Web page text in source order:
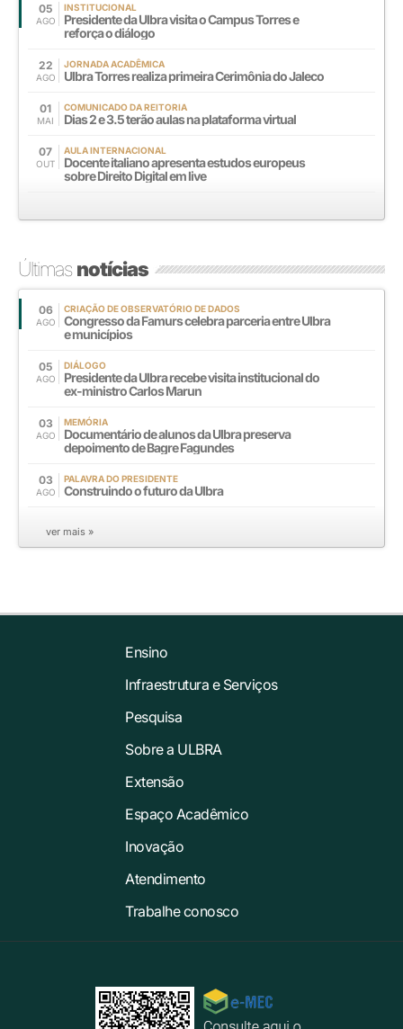
05
AGO
INSTITUCIONAL
Presidente da Ulbra visita o Campus Torres e
reforça o diálogo
22
AGO
JORNADA ACADÊMICA
Ulbra Torres realiza primeira Cerimônia do Jaleco
01
MAI
COMUNICADO DA REITORIA
Dias 2 e 3.5 terão aulas na plataforma virtual
07
OUT
AULA INTERNACIONAL
Docente italiano apresenta estudos europeus
sobre Direito Digital em live
Últimasnotícias
06
AGO
CRIAÇÃO DE OBSERVATÓRIO DE DADOS
Congresso da Famurs celebra parceria entre Ulbra
e municípios
05
AGO
DIÁLOGO
Presidente da Ulbra recebe visita institucional do
ex-ministro Carlos Marun
03
AGO
MEMÓRIA
Documentário de alunos da Ulbra preserva
depoimento de Bagre Fagundes
03
AGO
PALAVRA DO PRESIDENTE
Construindo o futuro da Ulbra
ver mais »
Ensino
Infraestrutura e Serviços
Pesquisa
Sobre a ULBRA
Extensão
Espaço Acadêmico
Inovação
Atendimento
Trabalhe conosco